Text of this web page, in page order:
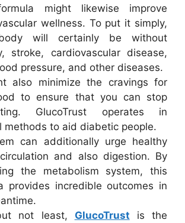
might likewise improve
wellness. To put it simply,
will certainly be without
stroke, cardiovascular disease,
pressure, and other diseases.
also minimize the cravings for
to ensure that you can stop
GlucoTrust operates in
methods to aid diabetic people.
can additionally urge healthy
and also digestion. By
the metabolism system, this
provides incredible outcomes in
not least, GlucoTrust is the